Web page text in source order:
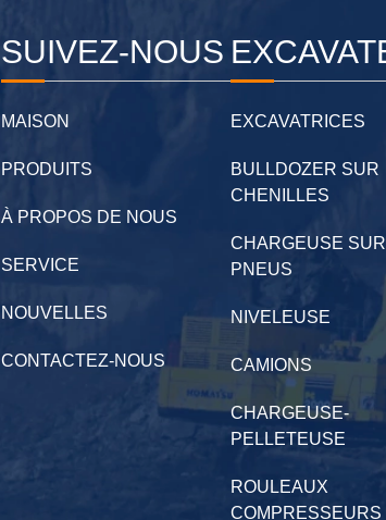
SUIVEZ-NOUS
MAISON
PRODUITS
À PROPOS DE NOUS
SERVICE
NOUVELLES
CONTACTEZ-NOUS
EXCAVATRICES
BULLDOZER SUR
CHENILLES
CHARGEUSE SUR
PNEUS
NIVELEUSE
CAMIONS
CHARGEUSE-
PELLETEUSE
ROULEAUX
COMPRESSEURS